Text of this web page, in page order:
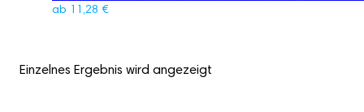
ab 11,28 €
Einzelnes Ergebnis wird angezeigt